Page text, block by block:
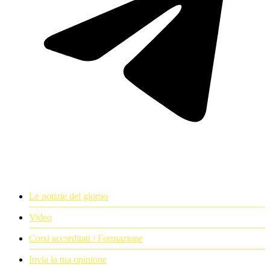
Le notizie del giorno
Video
Corsi accreditati / Formazione
Invia la tua opinione